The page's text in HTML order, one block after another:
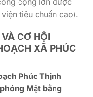
tiêu chuẩn cao).
CƠ HỘI
XÃ PHÚC
Phúc Thịnh
Mặt bằng